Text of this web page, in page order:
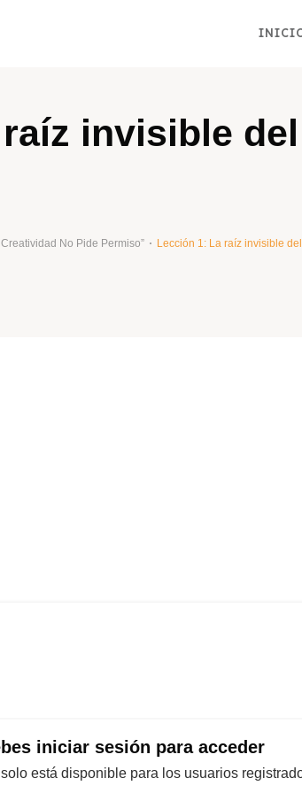
invisible del
No Pide Permiso” Lección 1: La raíz invisible
iniciar sesión para acceder
está disponible para los usuarios